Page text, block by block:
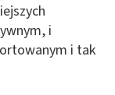
i
i tak